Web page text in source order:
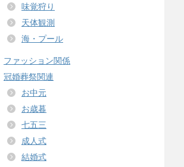
味覚狩り
天体観測
海・プール
ファッション関係
冠婚葬祭関連
お中元
お歳暮
七五三
成人式
結婚式